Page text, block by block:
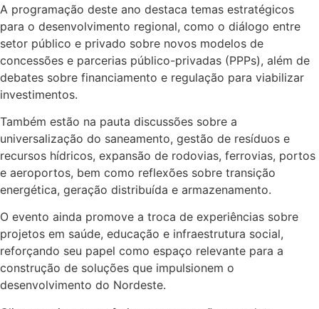
A programação deste ano destaca temas estratégicos
para o desenvolvimento regional, como o diálogo entre
setor público e privado sobre novos modelos de
concessões e parcerias público-privadas (PPPs), além de
debates sobre financiamento e regulação para viabilizar
investimentos.
Também estão na pauta discussões sobre a
universalização do saneamento, gestão de resíduos e
recursos hídricos, expansão de rodovias, ferrovias, portos
e aeroportos, bem como reflexões sobre transição
energética, geração distribuída e armazenamento.
O evento ainda promove a troca de experiências sobre
projetos em saúde, educação e infraestrutura social,
reforçando seu papel como espaço relevante para a
construção de soluções que impulsionem o
desenvolvimento do Nordeste.